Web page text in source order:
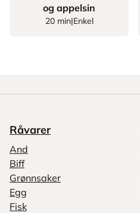
og appelsin
20 min|Enkel
Råvarer
And
Biff
Grønnsaker
Egg
Fisk